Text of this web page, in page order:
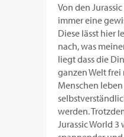
Von den
immer eine
Diese lässt hier
nach, was
liegt dass die
ganzen Welt frei
Menschen
werden.
Jurassic World